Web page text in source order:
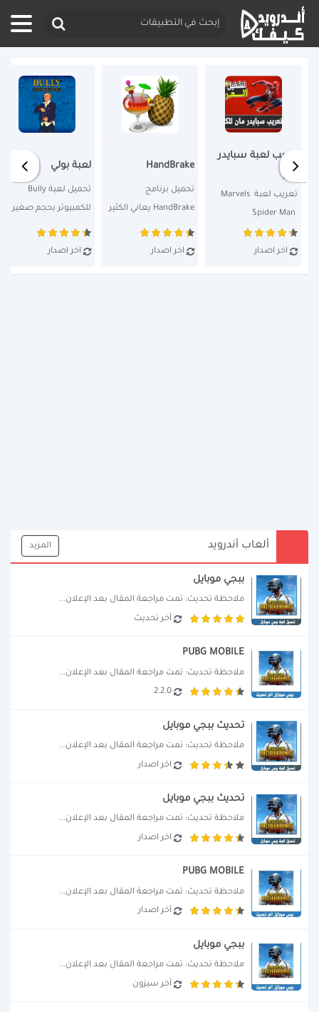
تعريب لعبة سبايدر
مان
تعريب لعبة Marvels
Spider Man
Remastered تُعد...
اخر اصدار
HandBrake
HandBrake يعاني الكثير
من المستخدمين...
اخر اصدار
لعبة بولي
للكمبيوتر بحجم صغير
جداً...
اخر اصدار
ألعاب أندرويد المزيد
ببجي موبايل
ملاحظة تحديث: تمت مراجعة المقال بعد الإعلان...
أخر تحديث
PUBG MOBILE
ملاحظة تحديث: تمت مراجعة المقال بعد الإعلان...
2.2.0
تحديث ببجي موبايل
ملاحظة تحديث: تمت مراجعة المقال بعد الإعلان...
اخر اصدار
تحديث ببجي موبايل
ملاحظة تحديث: تمت مراجعة المقال بعد الإعلان...
اخر اصدار
PUBG MOBILE
ملاحظة تحديث: تمت مراجعة المقال بعد الإعلان...
آخر اصدار
ببجي موبايل
ملاحظة تحديث: تمت مراجعة المقال بعد الإعلان...
آخر سيزون